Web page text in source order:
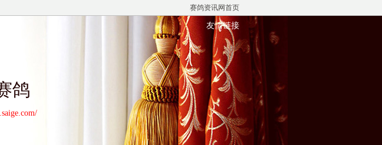
赛鸽资讯网首页
友情链接
鸽